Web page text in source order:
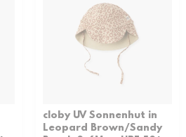
cloby UV Sonnenhut in
Leopard Brown/Sandy